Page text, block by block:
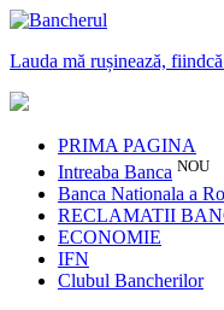
Lauda mă rușinează,
PRIMA PAGINA
Intreaba Banca NOU
Banca Nationala a
RECLAMATII
ECONOMIE
IFN
Clubul Bancherilor